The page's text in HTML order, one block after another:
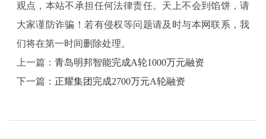
观点，本站不承担任何法律责任。天上不会到馅饼，请
大家谨防诈骗！若有侵权等问题请及时与本网联系，我
们将在第一时间删除处理。
上一篇： 青岛明邦智能完成A轮1000万元融资
下一篇： 正耀集团完成2700万元A轮融资